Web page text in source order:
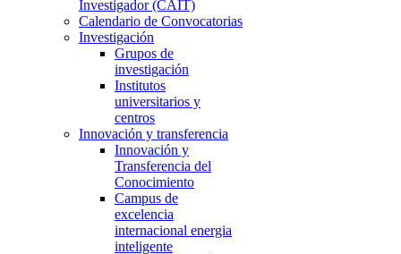
Investigador (CAIT)
Calendario de Convocatorias
Investigación
Grupos de
investigación
Institutos
universitarios y
centros
Innovación y transferencia
Innovación y
Transferencia del
Conocimiento
Campus de
excelencia
internacional energia
inteligente